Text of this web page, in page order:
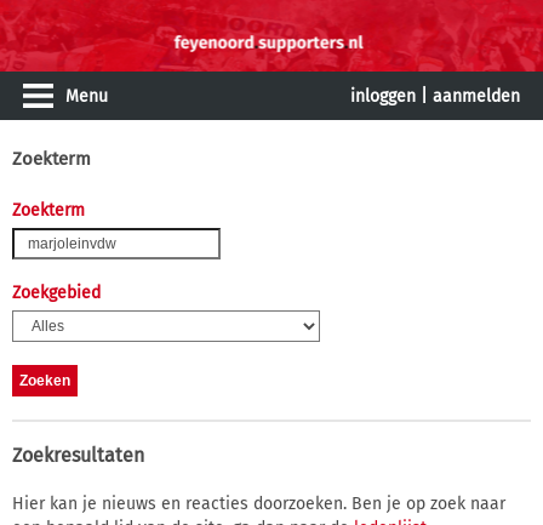
Menu inloggen aanmelden
Zoekterm
Zoekterm
Zoekgebied
Zoekresultaten
Hier kan je nieuws en reacties doorzoeken. Ben je op zoek naar